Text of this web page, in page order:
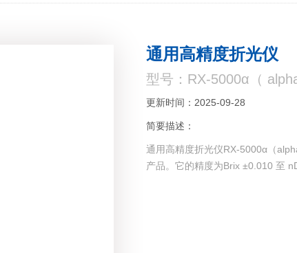
通用高精度折光仪
型号：RX-5000α（
更新时间：2025-09-28
简要描述：
通用高精度折光仪RX-5000α（
产品。它的精度为Brix ±0.010 至